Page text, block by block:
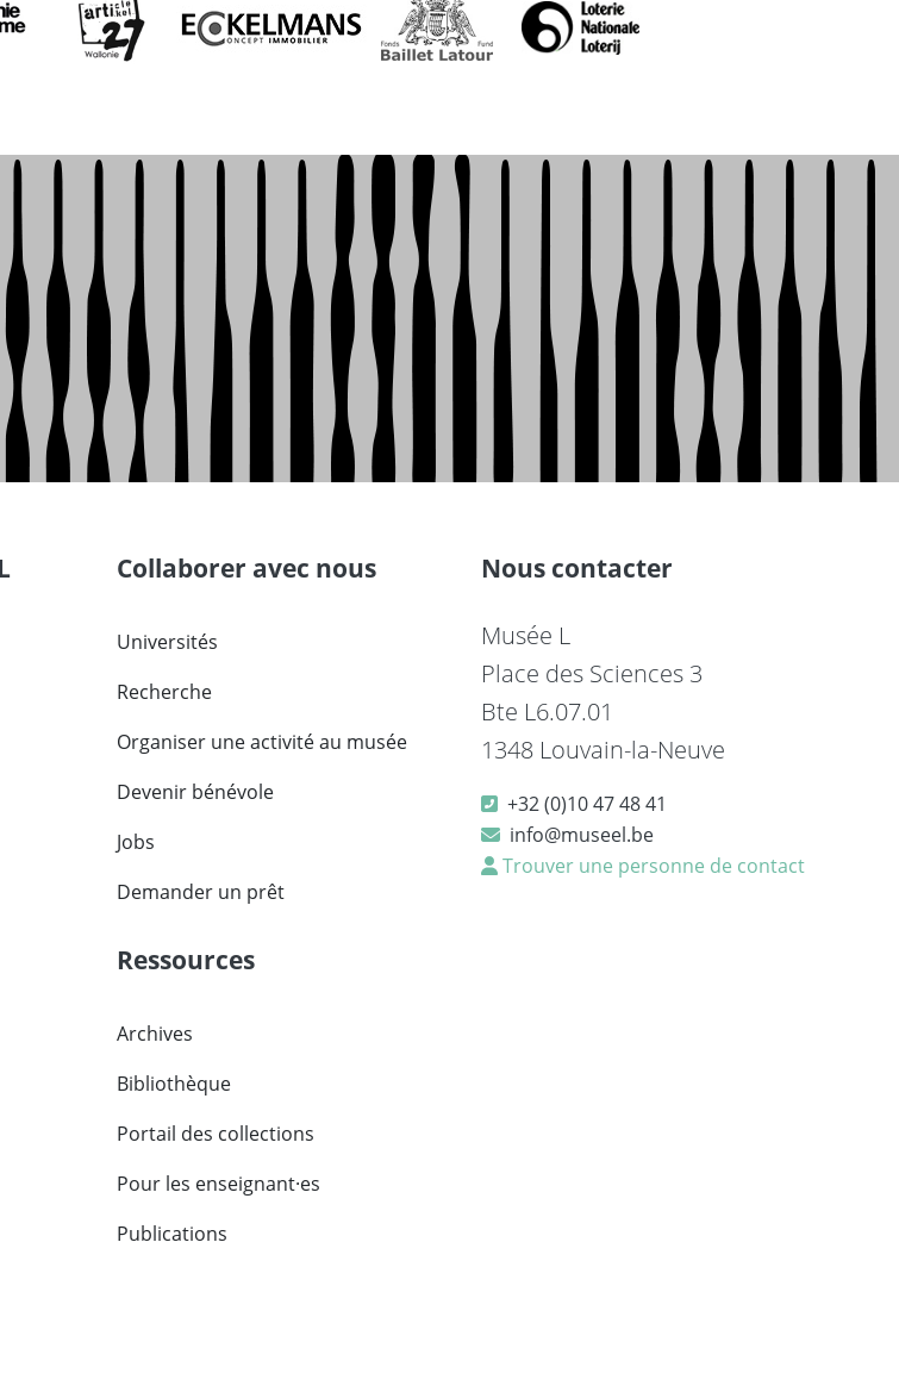
Collaborer avec nous
Universités
Recherche
Organiser une activité au musée
Devenir bénévole
Jobs
Demander un prêt
Ressources
Archives
Bibliothèque
Portail des collections
Pour les enseignant·es
Publications
Nous contacter
Musée L
Place des Sciences 3
Bte L6.07.01
1348 Louvain-la-Neuve
+32 (0)10 47 48 41
info@museel.be
Trouver une personne de contact